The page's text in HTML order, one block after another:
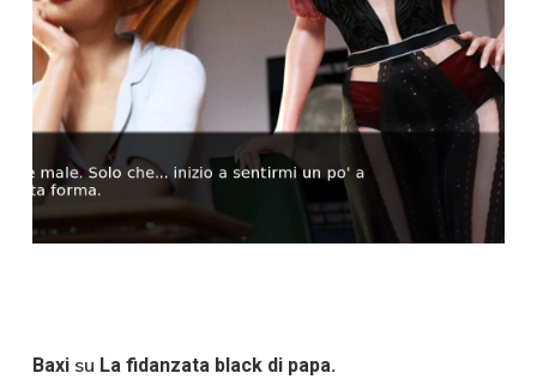
Baxisu La fidanzata black di papa.